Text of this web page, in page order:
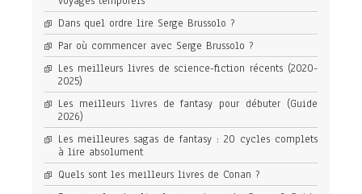
Dans quel ordre lire Serge Brussolo ?
Par où commencer avec Serge Brussolo ?
Les meilleurs livres de science-fiction récents (2020-
2025)
Les meilleurs livres de fantasy pour débuter (Guide
2026)
Les meilleures sagas de fantasy : 20 cycles complets
à lire absolument
Quels sont les meilleurs livres de Conan ?